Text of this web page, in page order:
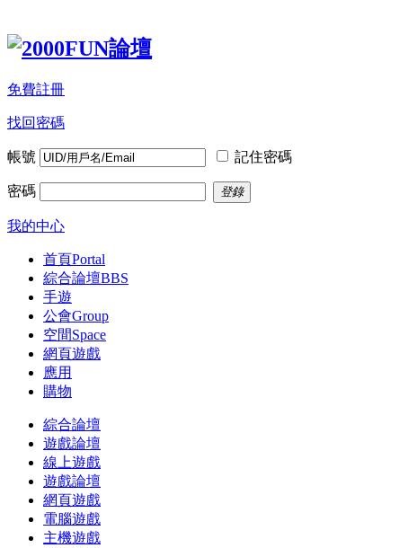
免費註冊
找回密碼
帳號 記住密碼
密碼 登錄
我的中心
首頁Portal
綜合論壇BBS
手遊
公會Group
空間Space
網頁遊戲
應用
購物
綜合論壇
遊戲論壇
線上遊戲
遊戲論壇
網頁遊戲
電腦遊戲
主機遊戲